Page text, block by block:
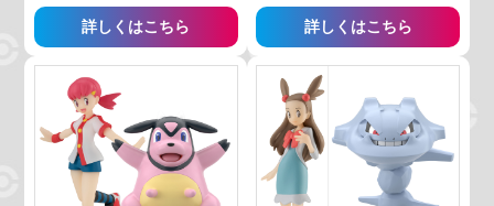
詳しくはこちら 詳しくはこちら